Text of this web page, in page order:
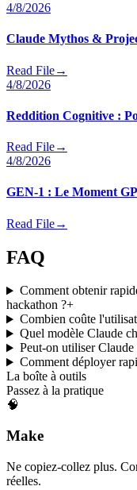
4/8/2026
Claude Mythos &
Read File→
4/8/2026
Reddition Cognitive :
Read File→
4/8/2026
GEN-1 : Le Moment
Read File→
FAQ
Comment obtenir
hackathon ?+
Combien coûte
Quel modèle Claude
Peut-on utiliser
Comment déployer
La boîte à outils
Passez à la pratique
🧠
Make
Ne copiez-collez plus.
réelles.